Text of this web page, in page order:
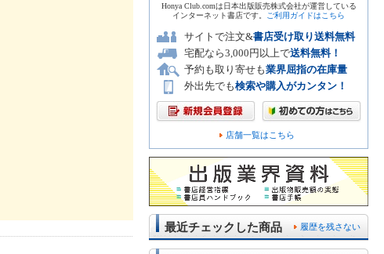
Honya Club.comは日本出版販売株式会社が運営している
インターネット書店です。
ご利用ガイドはこちら
サイトで注文&書店受け取り送料無料
宅配なら3,000円以上で送料無料！
予約も取り寄せも業界屈指の在庫量
外出先でも検索や購入がカンタン！
店舗一覧はこちら
履歴を残さない
最近チェックした商品